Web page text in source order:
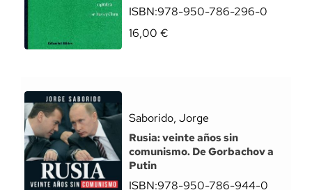
ISBN:978-950-786-296-0
16,00 €
Saborido, Jorge
Rusia: veinte años sin
comunismo. De Gorbachov a
Putin
ISBN:978-950-786-944-0